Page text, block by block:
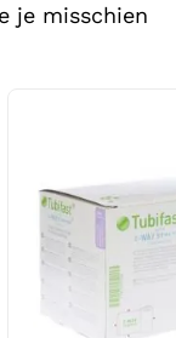
je misschien